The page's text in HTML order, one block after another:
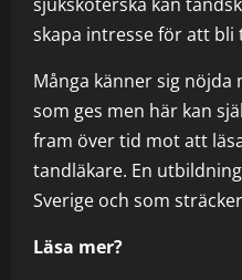
skapa intresse för att bli
Många känner sig
som ges men här kan
fram över tid mot att
tandläkare. En
Sverige och som
Läsa mer?